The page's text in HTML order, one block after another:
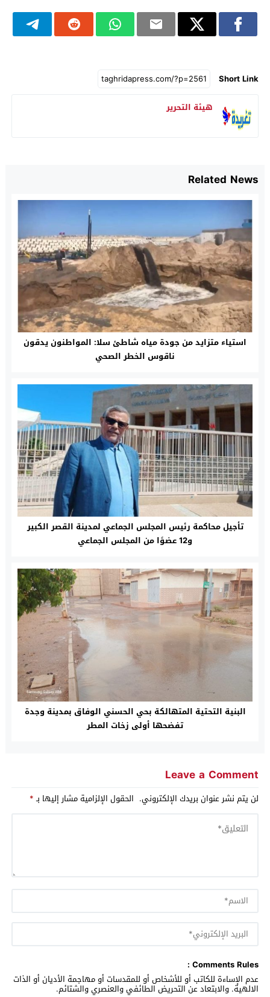
Short Link
هيئة التحرير
Related News
استياء متزايد من جودة مياه شاطئ سلا: المواطنون يدقون
ناقوس الخطر الصحي
تأجيل محاكمة رئيس المجلس الجماعي لمدينة القصر الكبير
و12 عضوًا من المجلس الجماعي
البنية التحتية المتهالكة بحي الحسني الوفاق بمدينة وجدة
تفضحها أولى زخات المطر
Leave a Comment
لن يتم نشر عنوان بريدك الإلكتروني. الحقول الإلزامية مشار إليها بـ*
Comments Rules :
عدم الإساءة للكاتب أو للأشخاص أو للمقدسات أو مهاجمة الأديان أو الذات
الالهية. والابتعاد عن التحريض الطائفي والعنصري والشتائم.